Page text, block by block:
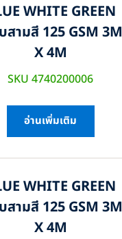
WHITE GREEN
สามสี 125 GSM 3M
X 4M
SKU 4740200006
อ่านเพิ่มเติม
WHITE GREEN
สามสี 125 GSM 3M
X 4M